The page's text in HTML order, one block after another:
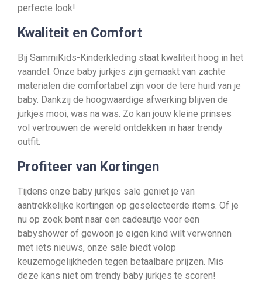
perfecte look!
Kwaliteit en Comfort
Bij SammiKids-Kinderkleding staat kwaliteit hoog in het
vaandel. Onze baby jurkjes zijn gemaakt van zachte
materialen die comfortabel zijn voor de tere huid van je
baby. Dankzij de hoogwaardige afwerking blijven de
jurkjes mooi, was na was. Zo kan jouw kleine prinses
vol vertrouwen de wereld ontdekken in haar trendy
outfit.
Profiteer van Kortingen
Tijdens onze baby jurkjes sale geniet je van
aantrekkelijke kortingen op geselecteerde items. Of je
nu op zoek bent naar een cadeautje voor een
babyshower of gewoon je eigen kind wilt verwennen
met iets nieuws, onze sale biedt volop
keuzemogelijkheden tegen betaalbare prijzen. Mis
deze kans niet om trendy baby jurkjes te scoren!